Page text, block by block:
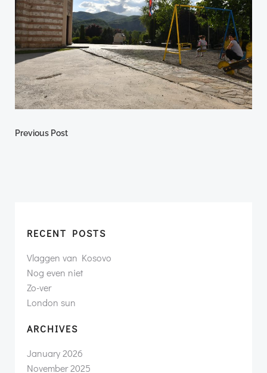
Post
Previous Post
RECENT POSTS
Vlaggen van Kosovo
Nog even niet
Zo-ver
London sun
ARCHIVES
January 2026
November 2025